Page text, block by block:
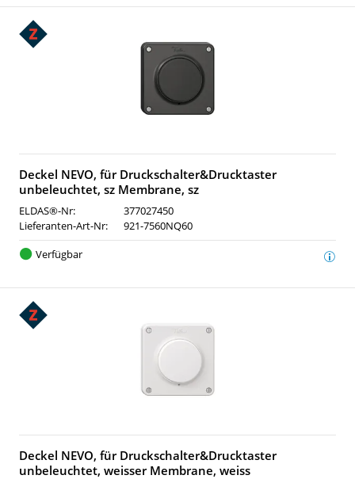
Deckel NEVO, für Druckschalter&Drucktaster
unbeleuchtet, sz Membrane, sz
ELDAS®-Nr:
377027450
Lieferanten-Art-Nr:
921-7560NQ60
Verfügbar
Deckel NEVO, für Druckschalter&Drucktaster
unbeleuchtet, weisser Membrane, weiss